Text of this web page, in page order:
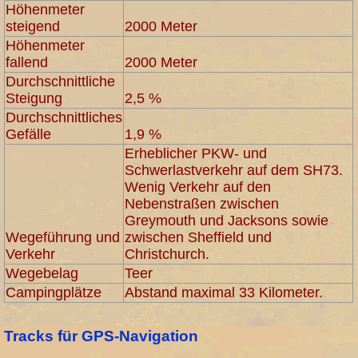
Höhenmeter
steigend
2000 Meter
Höhenmeter
fallend
2000 Meter
Durchschnittliche
Steigung
2,5 %
Durchschnittliches
Gefälle
1,9 %
Wegeführung und
Verkehr
Erheblicher PKW- und
Schwerlastverkehr auf dem SH73.
Wenig Verkehr auf den
Nebenstraßen zwischen
Greymouth und Jacksons sowie
zwischen Sheffield und
Christchurch.
Wegebelag
Teer
Campingplätze
Abstand maximal 33 Kilometer.
Tracks für GPS-Navigation